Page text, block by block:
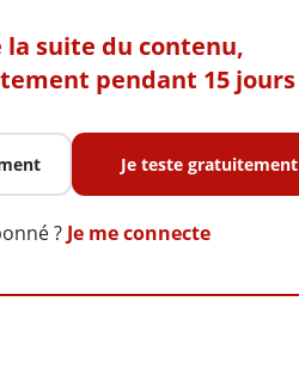
la suite du contenu,
pendant 15 jours
Je teste gratuitement
? Je me connecte